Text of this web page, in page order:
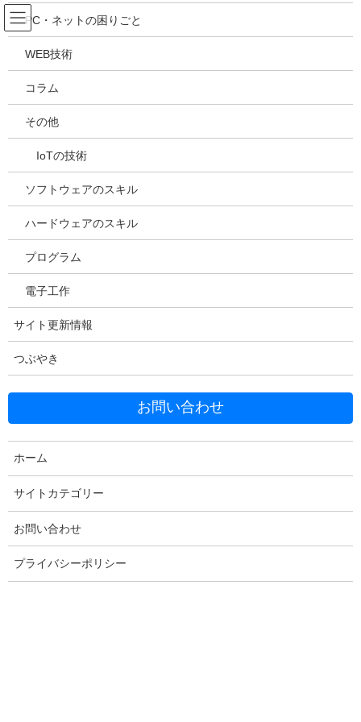
コ
ン
テ
ツ
ス
ッ
ナ
ビ
ゲ
シ
ン
移
吉川万能ＩＴ研究所
メディア
HOME
2024年3月25日
20240325141811
コメントを残す
PC・ネットの困りごと
WEB技術
コラム
その他
IoTの技術
ソフトウェアのスキル
ハードウェアのスキル
プログラム
電子工作
サイト更新情報
つぶやき
お問い合わせ
ホーム
サイトカテゴリー
お問い合わせ
プライバシーポリシー